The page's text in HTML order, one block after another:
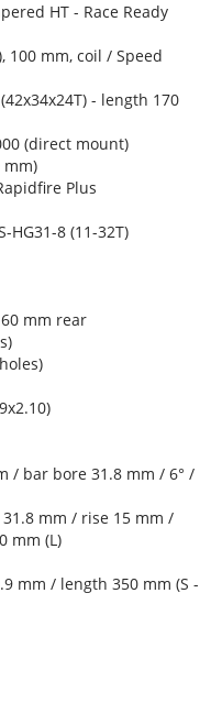
HT - Race Ready
100 mm, coil / Speed
- length 170
(direct mount)
mm)
Plus
HG31-8 (11-32T)
mm rear
/ bar bore 31.8 mm / 6° /
31.8 mm / rise 15 mm /
mm (L)
mm / length 350 mm (S -